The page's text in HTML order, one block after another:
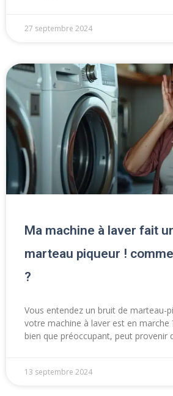
27 septembre 2024
Ma machine à laver fait
marteau piqueur !
?
Vous entendez un bruit de marteau-
votre machine à laver est en marche
bien que préoccupant, peut provenir
13 septembre 2024